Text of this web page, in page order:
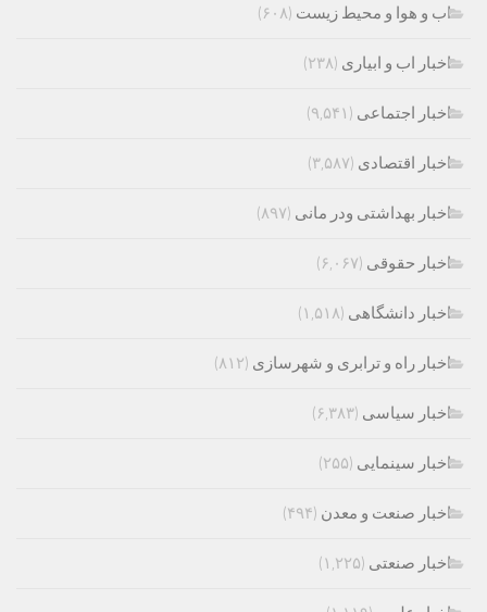
اب و هوا و محیط زیست (۶۰۸)
اخبار اب و ابیاری (۲۳۸)
اخبار اجتماعی (۹,۵۴۱)
اخبار اقتصادی (۳,۵۸۷)
اخبار بهداشتی ودر مانی (۸۹۷)
اخبار حقوقی (۶,۰۶۷)
اخبار دانشگاهی (۱,۵۱۸)
اخبار راه و ترابری و شهرسازی (۸۱۲)
اخبار سیاسی (۶,۳۸۳)
اخبار سینمایی (۲۵۵)
اخبار صنعت و معدن (۴۹۴)
اخبار صنعتی (۱,۲۲۵)